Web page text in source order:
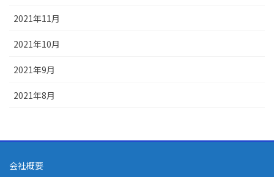
2021年11月
2021年10月
2021年9月
2021年8月
会社概要